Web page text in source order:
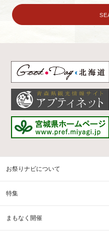
お祭りナビについて
特集
まもなく開催